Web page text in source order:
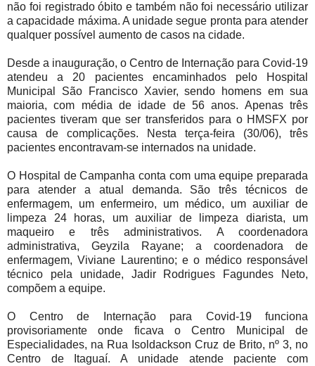
não foi registrado óbito e também não foi necessário utilizar
a capacidade máxima. A unidade segue pronta para atender
qualquer possível aumento de casos na cidade.
Desde a inauguração, o Centro de Internação para Covid-19
atendeu a 20 pacientes encaminhados pelo Hospital
Municipal São Francisco Xavier, sendo homens em sua
maioria, com média de idade de 56 anos. Apenas três
pacientes tiveram que ser transferidos para o HMSFX por
causa de complicações. Nesta terça-feira (30/06), três
pacientes encontravam-se internados na unidade.
O Hospital de Campanha conta com uma equipe preparada
para atender a atual demanda. São três técnicos de
enfermagem, um enfermeiro, um médico, um auxiliar de
limpeza 24 horas, um auxiliar de limpeza diarista, um
maqueiro e três administrativos. A coordenadora
administrativa, Geyzila Rayane; a coordenadora de
enfermagem, Viviane Laurentino; e o médico responsável
técnico pela unidade, Jadir Rodrigues Fagundes Neto,
compõem a equipe.
O Centro de Internação para Covid-19 funciona
provisoriamente onde ficava o Centro Municipal de
Especialidades, na Rua Isoldackson Cruz de Brito, nº 3, no
Centro de Itaguaí. A unidade atende paciente com